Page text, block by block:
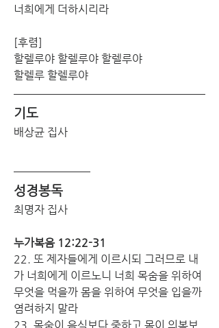
너희에게 더하시리라
[후렴]
할렐루야 할렐루야 할렐루야
할렐루 할렐루야
기도
배상균 집사
성경봉독
최명자 집사
누가복음 12:22-31
22. 또 제자들에게 이르시되 그러므로 내
가 너희에게 이르노니 너희 목숨을 위하여
무엇을 먹을까 몸을 위하여 무엇을 입을까
염려하지 말라
23. 목숨이 음식보다 중하고 몸이 의복보